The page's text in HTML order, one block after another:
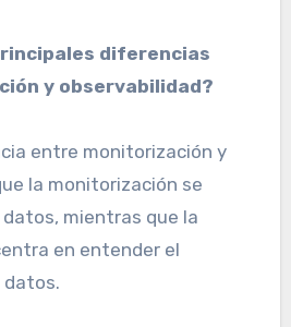
diferencias
y observabilidad?
entre monitorización y
la monitorización se
mientras que la
en entender el
datos.